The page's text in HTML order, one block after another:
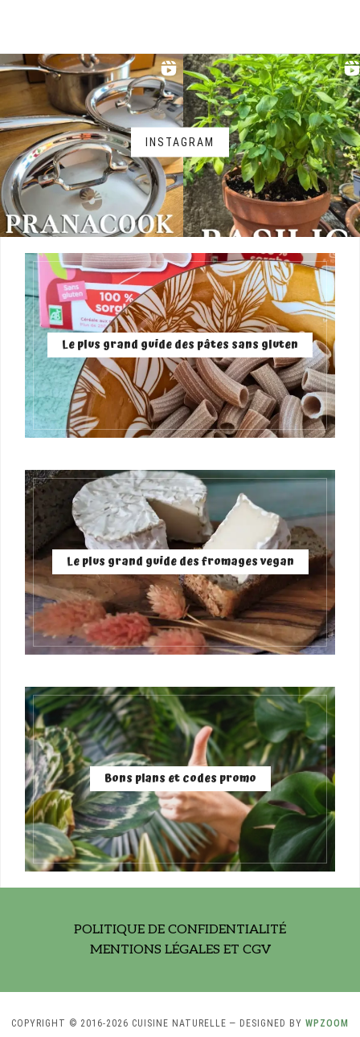
INSTAGRAM
Le plus grand guide des pâtes sans gluten
Le plus grand guide des fromages vegan
Bons plans et codes promo
POLITIQUE DE CONFIDENTIALITÉ
MENTIONS LÉGALES ET CGV
COPYRIGHT © 2016-2026 CUISINE NATURELLE — DESIGNED BY WPZOOM